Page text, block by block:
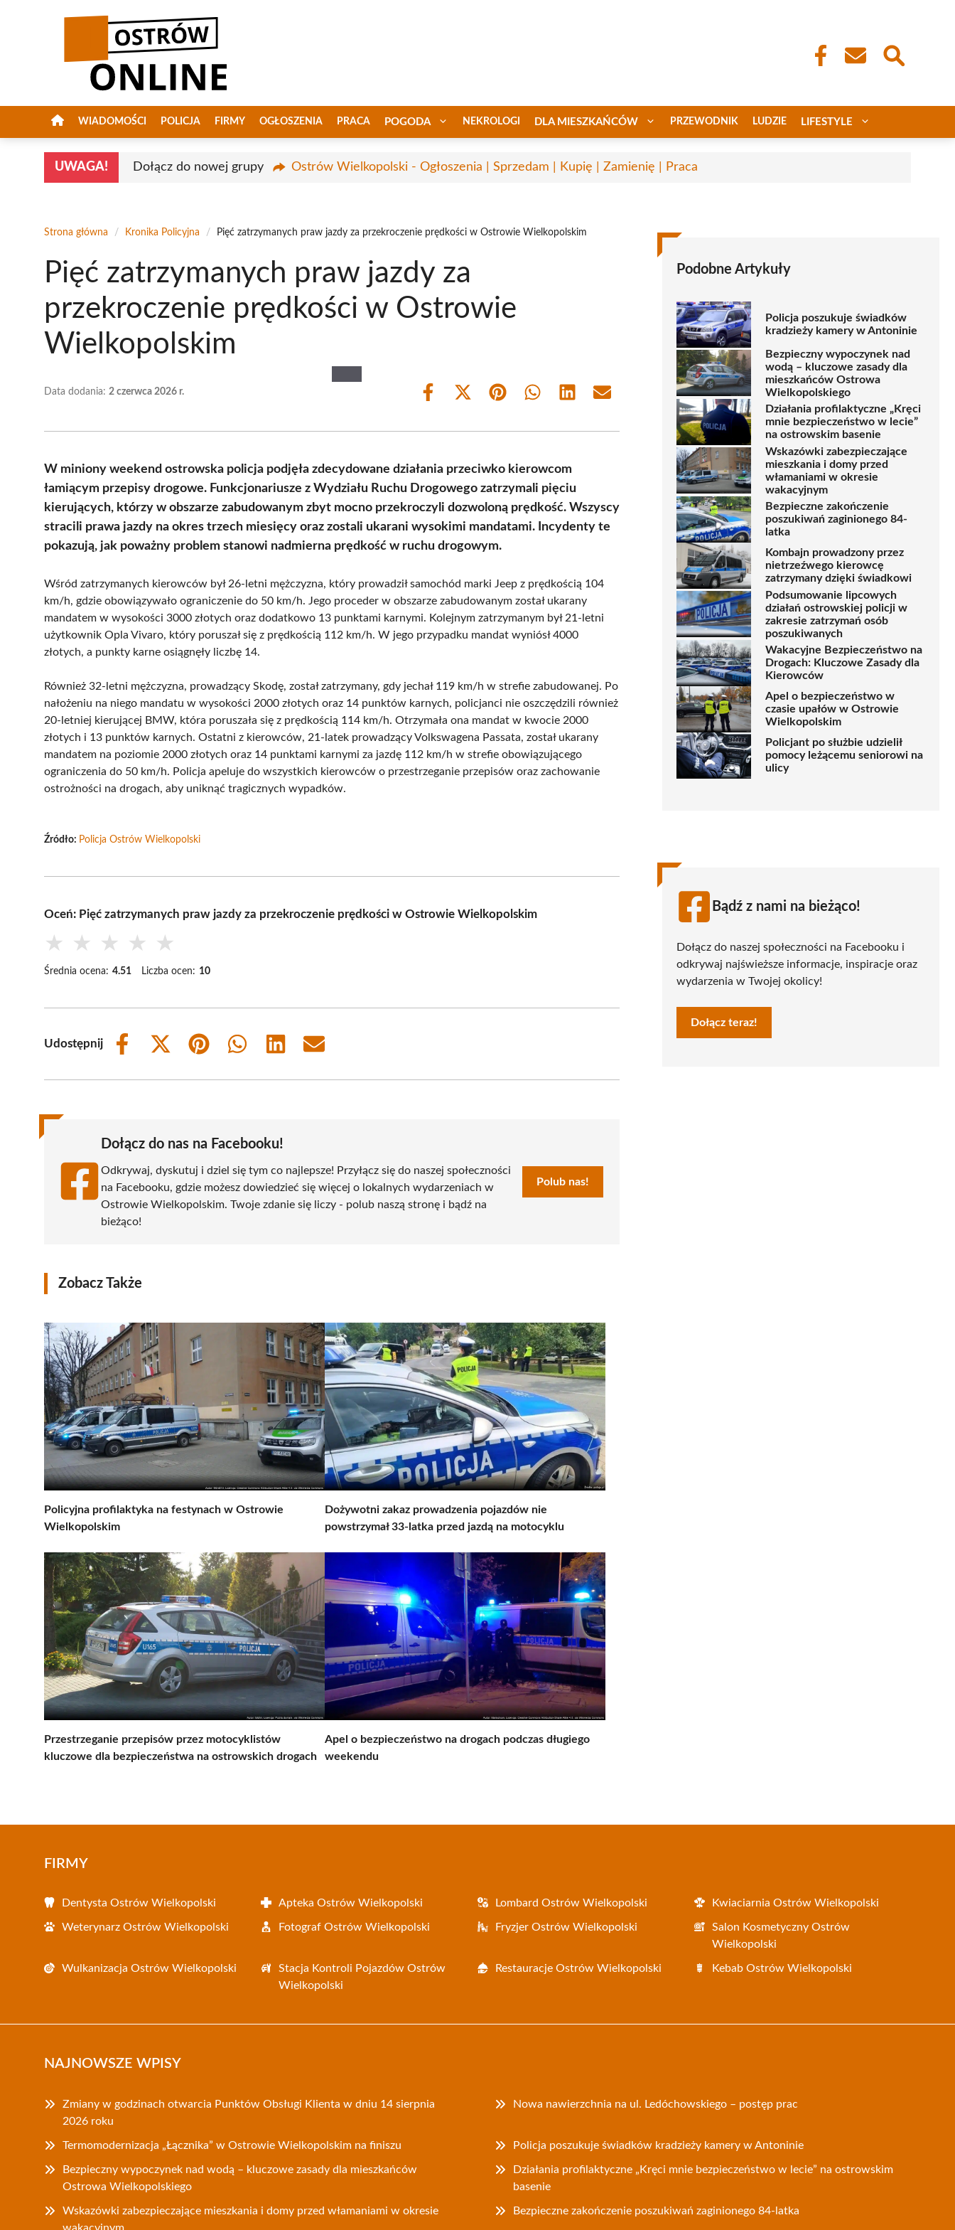
WIADOMOŚCI POLICJA FIRMY OGŁOSZENIA PRACA POGODA NEKROLOGI DLA MIESZKAŃCÓW PRZEWODNIK LUDZIE LIFESTYLE
UWAGA! Dołącz do nowej grupy Ostrów Wielkopolski - Ogłoszenia | Sprzedam | Kupię | Zamienię | Praca
Strona główna / Kronika Policyjna / Pięć zatrzymanych praw jazdy za przekroczenie prędkości w Ostrowie Wielkopolskim
Pięć zatrzymanych praw jazdy za
przekroczenie prędkości w Ostrowie
Wielkopolskim
Data dodania: 2 czerwca 2026 r.
Share
Share
(Twitter)
Share Share Share Share
W miniony weekend ostrowska policja podjęła zdecydowane działania przeciwko kierowcom
łamiącym przepisy drogowe. Funkcjonariusze z Wydziału Ruchu Drogowego zatrzymali pięciu
kierujących, którzy w obszarze zabudowanym zbyt mocno przekroczyli dozwoloną prędkość. Wszyscy
stracili prawa jazdy na okres trzech miesięcy oraz zostali ukarani wysokimi mandatami. Incydenty te
pokazują, jak poważny problem stanowi nadmierna prędkość w ruchu drogowym.
Wśród zatrzymanych kierowców był 26-letni mężczyzna, który prowadził samochód marki Jeep z prędkością 104
km/h, gdzie obowiązywało ograniczenie do 50 km/h. Jego proceder w obszarze zabudowanym został ukarany
mandatem w wysokości 3000 złotych oraz dodatkowo 13 punktami karnymi. Kolejnym zatrzymanym był 21-letni
użytkownik Opla Vivaro, który poruszał się z prędkością 112 km/h. W jego przypadku mandat wyniósł 4000
złotych, a punkty karne osiągnęły liczbę 14.
Również 32-letni mężczyzna, prowadzący Skodę, został zatrzymany, gdy jechał 119 km/h w strefie zabudowanej. Po
nałożeniu na niego mandatu w wysokości 2000 złotych oraz 14 punktów karnych, policjanci nie oszczędzili również
20-letniej kierującej BMW, która poruszała się z prędkością 114 km/h. Otrzymała ona mandat w kwocie 2000
złotych i 13 punktów karnych. Ostatni z kierowców, 21-latek prowadzący Volkswagena Passata, został ukarany
mandatem na poziomie 2000 złotych oraz 14 punktami karnymi za jazdę 112 km/h w strefie obowiązującego
ograniczenia do 50 km/h. Policja apeluje do wszystkich kierowców o przestrzeganie przepisów oraz zachowanie
ostrożności na drogach, aby uniknąć tragicznych wypadków.
Źródło: Policja Ostrów Wielkopolski
Oceń: Pięć zatrzymanych praw jazdy za przekroczenie prędkości w Ostrowie Wielkopolskim
★ ★ ★ ★ ★
Średnia ocena: 4.51 Liczba ocen: 10
Udostępnij
Share
Share
(Twitter)
Share
Share
Share
Share
Dołącz do nas na Facebooku!
Odkrywaj, dyskutuj i dziel się tym co najlepsze! Przyłącz się do naszej społeczności
na Facebooku, gdzie możesz dowiedzieć się więcej o lokalnych wydarzeniach w
Ostrowie Wielkopolskim. Twoje zdanie się liczy - polub naszą stronę i bądź na
bieżąco!
Polub nas!
Zobacz Także
Policyjna profilaktyka na festynach w Ostrowie
Wielkopolskim
Dożywotni zakaz prowadzenia pojazdów nie
powstrzymał 33-latka przed jazdą na motocyklu
Przestrzeganie przepisów przez motocyklistów
kluczowe dla bezpieczeństwa na ostrowskich drogach
Apel o bezpieczeństwo na drogach podczas długiego
weekendu
Podobne Artykuły
Policja poszukuje świadków
kradzieży kamery w Antoninie
Bezpieczny wypoczynek nad
wodą – kluczowe zasady dla
mieszkańców Ostrowa
Wielkopolskiego
Działania profilaktyczne „Kręci
mnie bezpieczeństwo w lecie”
na ostrowskim basenie
Wskazówki zabezpieczające
mieszkania i domy przed
włamaniami w okresie
wakacyjnym
Bezpieczne zakończenie
poszukiwań zaginionego 84-
latka
Kombajn prowadzony przez
nietrzeźwego kierowcę
zatrzymany dzięki świadkowi
Podsumowanie lipcowych
działań ostrowskiej policji w
zakresie zatrzymań osób
poszukiwanych
Wakacyjne Bezpieczeństwo na
Drogach: Kluczowe Zasady dla
Kierowców
Apel o bezpieczeństwo w
czasie upałów w Ostrowie
Wielkopolskim
Policjant po służbie udzielił
pomocy leżącemu seniorowi na
ulicy
Bądź z nami na bieżąco!
Dołącz do naszej społeczności na Facebooku i
odkrywaj najświeższe informacje, inspiracje oraz
wydarzenia w Twojej okolicy!
Dołącz teraz!
FIRMY
Dentysta Ostrów Wielkopolski Apteka Ostrów Wielkopolski Lombard Ostrów Wielkopolski Kwiaciarnia Ostrów Wielkopolski
Weterynarz Ostrów Wielkopolski Fotograf Ostrów Wielkopolski Fryzjer Ostrów Wielkopolski
Salon Kosmetyczny Ostrów
Wielkopolski
Wulkanizacja Ostrów Wielkopolski
Stacja Kontroli Pojazdów Ostrów
Wielkopolski
Restauracje Ostrów Wielkopolski Kebab Ostrów Wielkopolski
NAJNOWSZE WPISY
Zmiany w godzinach otwarcia Punktów Obsługi Klienta w dniu 14 sierpnia
2026 roku
Nowa nawierzchnia na ul. Ledóchowskiego – postęp prac
Termomodernizacja „Łącznika” w Ostrowie Wielkopolskim na finiszu Policja poszukuje świadków kradzieży kamery w Antoninie
Bezpieczny wypoczynek nad wodą – kluczowe zasady dla mieszkańców
Ostrowa Wielkopolskiego
Działania profilaktyczne „Kręci mnie bezpieczeństwo w lecie” na ostrowskim
basenie
Wskazówki zabezpieczające mieszkania i domy przed włamaniami w okresie
Bezpieczne zakończenie poszukiwań zaginionego 84-latka